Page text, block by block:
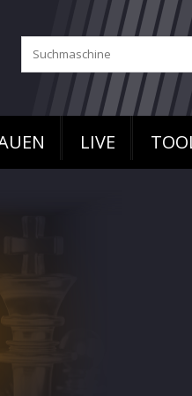
LIVE